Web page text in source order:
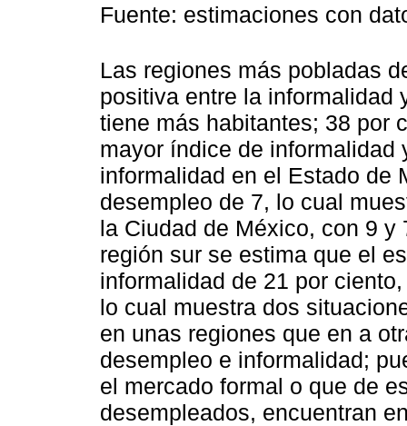
Fuente: estimaciones con
Las regiones más pobladas
positiva entre la informalidad
tiene más habitantes; 38 por
mayor índice de informalidad
informalidad en el Estado de
desempleo de 7, lo cual
la Ciudad de México, con 9
región sur se estima que el
informalidad de 21 por
lo cual muestra dos
en unas regiones que en a
desempleo e informalidad;
el mercado formal o que de
desempleados, encuentran